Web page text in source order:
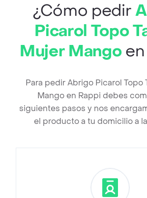
¿Cómo pedir
Picarol Topo
Mujer Mangoen
Para pedir Abrigo Picarol Topo
Mango en Rappi debes
siguientes pasos y nos
el producto a tu domicilio a